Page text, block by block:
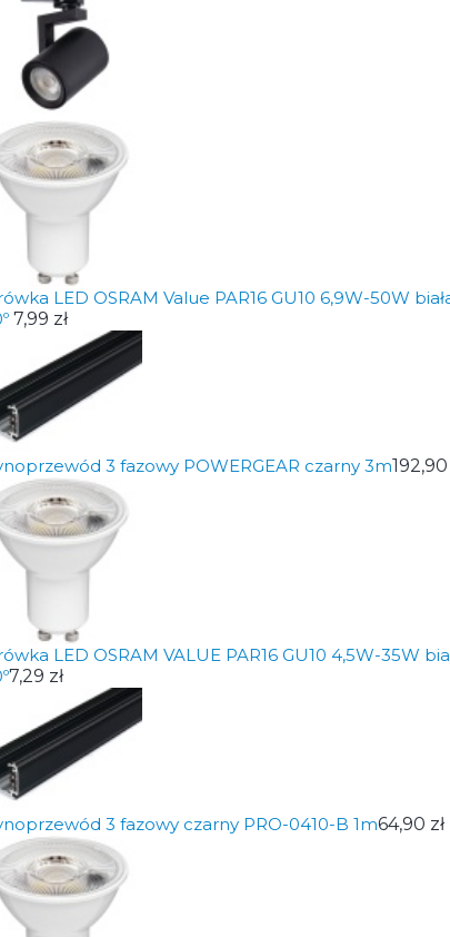
LED OSRAM Value PAR16 GU10 6,9W-50W
7,99 zł
3 fazowy POWERGEAR czarny 3m192,90
LED OSRAM VALUE PAR16 GU10 4,5W-35W
7,29 zł
3 fazowy czarny PRO-0410-B 1m64,90 zł